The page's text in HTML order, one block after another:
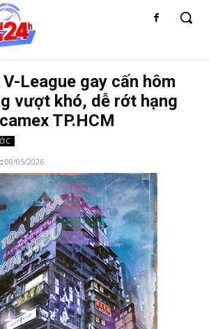
League gay cấn hôm
vượt khó, dễ rớt hạng
TP.HCM
08/05/2026